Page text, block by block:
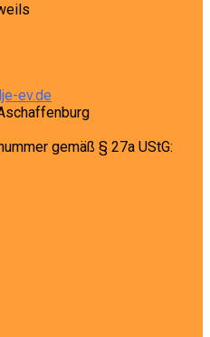
ev.de
gemäß § 27a UStG: